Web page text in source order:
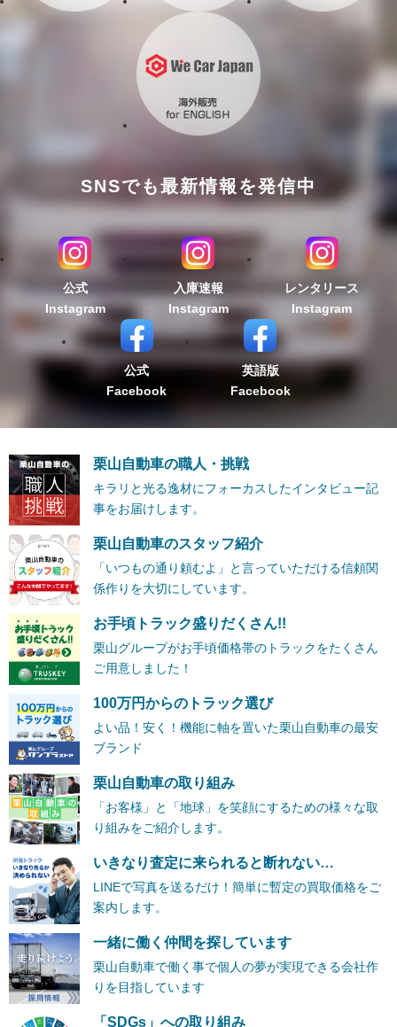
SNSでも最新情報を発信中
公式
Instagram
入庫速報
Instagram
レンタリース
Instagram
公式
Facebook
英語版
Facebook
栗山自動車の職人・挑戦
キラリと光る逸材にフォーカスしたインタビュー記
事をお届けします。
栗山自動車のスタッフ紹介
「いつもの通り頼むよ」と言っていただける信頼関
係作りを大切にしています。
お手頃トラック盛りだくさん!!
栗山グループがお手頃価格帯のトラックをたくさん
ご用意しました！
100万円からのトラック選び
よい品！安く！機能に軸を置いた栗山自動車の最安
ブランド
栗山自動車の取り組み
「お客様」と「地球」を笑顔にするための様々な取
り組みをご紹介します。
いきなり査定に来られると断れない…
LINEで写真を送るだけ！簡単に暫定の買取価格をご
案内します。
一緒に働く仲間を探しています
栗山自動車で働く事で個人の夢が実現できる会社作
りを目指しています
「SDGs」への取り組み